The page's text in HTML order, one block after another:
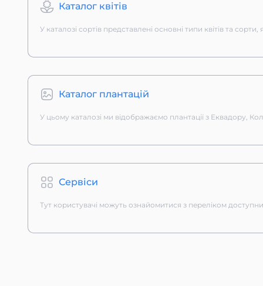
Каталог квітів
У каталозі сортів представлені основні типи квітів та
Каталог плантацій
У цьому каталозі ми відображаємо плантації з Еквадору,
Сервіси
Тут користувачі можуть ознайомитися з переліком